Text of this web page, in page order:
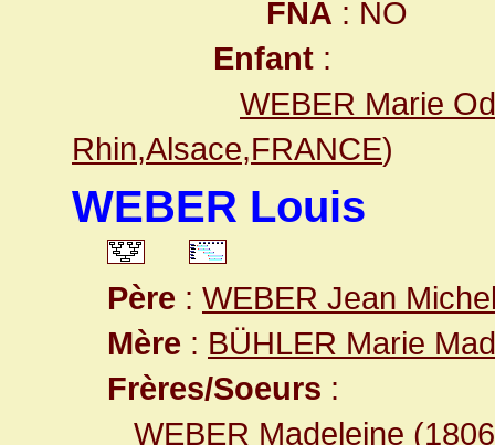
FNA : NO
Enfant :
WEBER Marie
Rhin,Alsace,FRANCE)
WEBER Louis
Père : WEBER Jean
Mère : BÜHLER Marie
Frères/Soeurs :
WEBER Madeleine